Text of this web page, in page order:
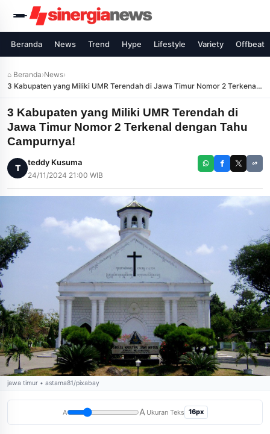
Beranda News Trend Hype Lifestyle Variety Offbeat
⌂ Beranda›News›
3 Kabupaten yang Miliki UMR Terendah di Jawa Timur Nomor 2 Terkenal
dengan Tahu Campurnya!
3 Kabupaten yang Miliki UMR Terendah di
Jawa Timur Nomor 2 Terkenal dengan Tahu
Campurnya!
T
teddy Kusuma
24/11/2024 21:00 WIB
jawa timur • astama81/pixabay
A A Ukuran Teks 16px